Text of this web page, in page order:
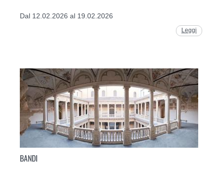
Dal 12.02.2026 al 19.02.2026
Leggi
BANDI